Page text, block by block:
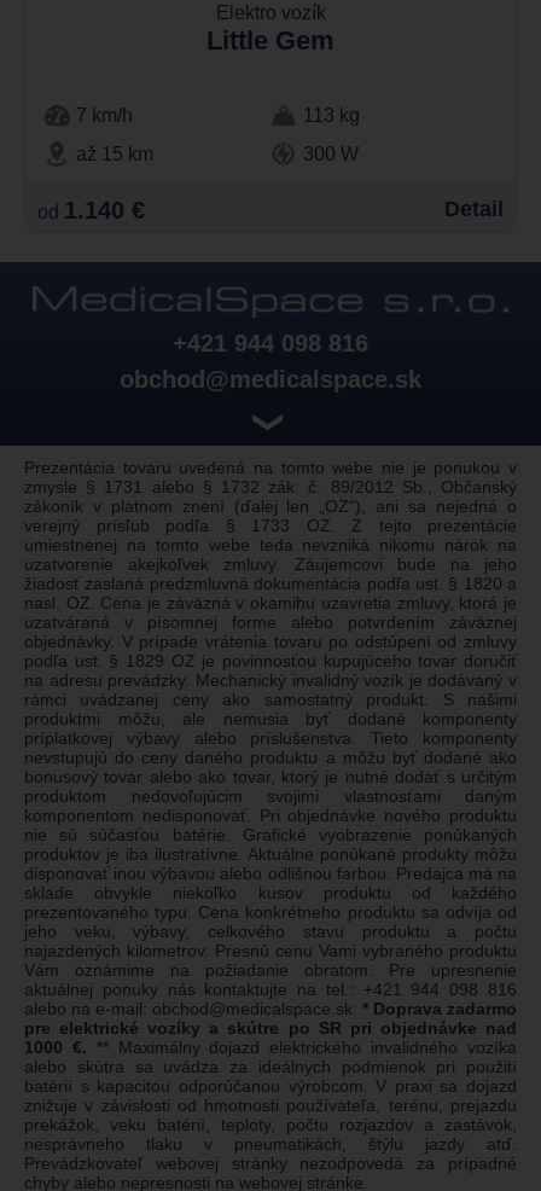
Elektro vozík
Little Gem
7 km/h
113 kg
až 15 km
300 W
od 1.140 € Detail
+421 944 098 816
obchod@medicalspace.sk
❯
Prezentácia tovaru uvedená na tomto webe nie je ponukou v
zmysle § 1731 alebo § 1732 zák. č. 89/2012 Sb., Občanský
zákoník v platnom znení (ďalej len „OZ“), ani sa nejedná o
verejný prísľub podľa § 1733 OZ. Z tejto prezentácie
umiestnenej na tomto webe teda nevzniká nikomu nárok na
uzatvorenie akejkoľvek zmluvy. Záujemcovi bude na jeho
žiadosť zaslaná predzmluvná dokumentácia podľa ust. § 1820 a
nasl. OZ. Cena je záväzná v okamihu uzavretia zmluvy, ktorá je
uzatváraná v písomnej forme alebo potvrdením záväznej
objednávky. V prípade vrátenia tovaru po odstúpení od zmluvy
podľa ust. § 1829 OZ je povinnosťou kupujúceho tovar doručiť
na adresu prevádzky. Mechanický invalidný vozík je dodávaný v
rámci uvádzanej ceny ako samostatný produkt. S našimi
produktmi môžu, ale nemusia byť dodané komponenty
príplatkovej výbavy alebo príslušenstva. Tieto komponenty
nevstupujú do ceny daného produktu a môžu byť dodané ako
bonusový tovar alebo ako tovar, ktorý je nutné dodať s určitým
produktom nedovoľujúcim svojimi vlastnosťami daným
komponentom nedisponovať. Pri objednávke nového produktu
nie sú súčasťou batérie. Grafické vyobrazenie ponúkaných
produktov je iba ilustratívne. Aktuálne ponúkané produkty môžu
disponovať inou výbavou alebo odlišnou farbou. Predajca má na
sklade obvykle niekoľko kusov produktu od každého
prezentovaného typu. Cena konkrétneho produktu sa odvíja od
jeho veku, výbavy, celkového stavu produktu a počtu
najazdených kilometrov. Presnú cenu Vami vybraného produktu
Vám oznámime na požiadanie obratom. Pre upresnenie
aktuálnej ponuky nás kontaktujte na tel.: +421 944 098 816
alebo na e-mail: obchod@medicalspace.sk
* Doprava zadarmo
pre elektrické vozíky a skútre po SR pri objednávke nad
1000 €. ** Maximálny dojazd elektrického invalidného vozíka
alebo skútra sa uvádza za ideálnych podmienok pri použití
batérií s kapacitou odporúčanou výrobcom. V praxi sa dojazd
znižuje v závislosti od hmotnosti používateľa, terénu, prejazdu
prekážok, veku batérií, teploty, počtu rozjazdov a zastávok,
nesprávneho tlaku v pneumatikách, štýlu jazdy atď.
Prevádzkovateľ webovej stránky nezodpovedá za prípadné
chyby alebo nepresnosti na webovej stránke.